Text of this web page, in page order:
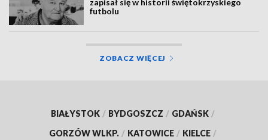
zapisał się w historii świętokrzyskiego
futbolu
ZOBACZ WIĘCEJ
BIAŁYSTOK / BYDGOSZCZ / GDAŃSK /
GORZÓW WLKP. / KATOWICE / KIELCE /